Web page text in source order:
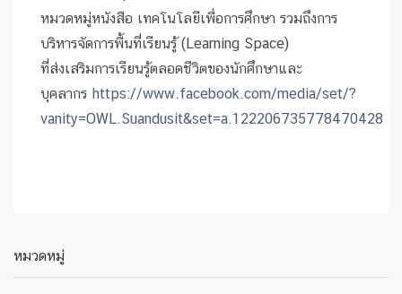
หมวดหมู่หนังสือ เทคโนโลยีเพื่อการศึกษา รวมถึงการ
บริหารจัดการพื้นที่เรียนรู้ (Learning Space)
ที่ส่งเสริมการเรียนรู้ตลอดชีวิตของนักศึกษาและ
บุคลากร https://www.facebook.com/media/set/?
vanity=OWL.Suandusit&set=a.122206735778470428
หมวดหมู่